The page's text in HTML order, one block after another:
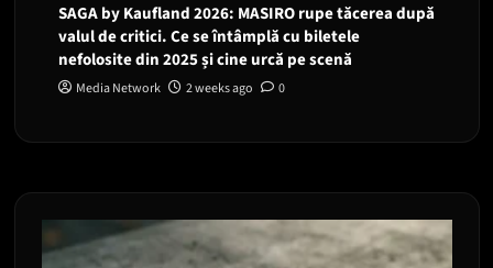
SAGA by Kaufland 2026: MASIRO rupe tăcerea după
valul de critici. Ce se întâmplă cu biletele
nefolosite din 2025 și cine urcă pe scenă
Media Network 2 weeks ago 0